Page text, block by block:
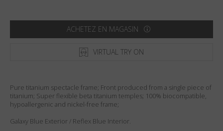
ACHETEZ EN MAGASIN
VIRTUAL TRY ON
Pure titanium spectacle frame; Front produced from a single piece of
titanium; Super flexible beta titanium temples; 100% biocompatible,
hypoallergenic and nickel-free frame;
Galaxy Blue Exterior / Reflex Blue Interior.